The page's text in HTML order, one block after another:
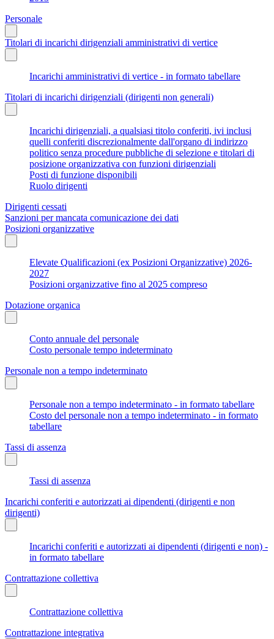
Personale
Titolari di incarichi dirigenziali amministrativi di vertice
Incarichi amministrativi di vertice - in formato tabellare
Titolari di incarichi dirigenziali (dirigenti non generali)
Incarichi dirigenziali, a qualsiasi titolo conferiti, ivi inclusi
quelli conferiti discrezionalmente dall'organo di indirizzo
politico senza procedure pubbliche di selezione e titolari di
posizione organizzativa con funzioni dirigenziali
Posti di funzione disponibili
Ruolo dirigenti
Dirigenti cessati
Sanzioni per mancata comunicazione dei dati
Posizioni organizzative
Elevate Qualificazioni (ex Posizioni Organizzative) 2026-
2027
Posizioni organizzative fino al 2025 compreso
Dotazione organica
Conto annuale del personale
Costo personale tempo indeterminato
Personale non a tempo indeterminato
Personale non a tempo indeterminato - in formato tabellare
Costo del personale non a tempo indeterminato - in formato
tabellare
Tassi di assenza
Tassi di assenza
Incarichi conferiti e autorizzati ai dipendenti (dirigenti e non
dirigenti)
Incarichi conferiti e autorizzati ai dipendenti (dirigenti e non) -
in formato tabellare
Contrattazione collettiva
Contrattazione collettiva
Contrattazione integrativa